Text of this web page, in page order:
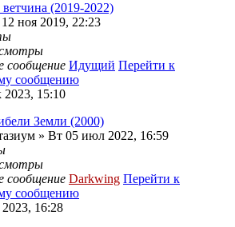
(2019-2022)
ноя 2019, 22:23
сообщение Идущий Перейти к
сообщению
15:10
Земли (2000)
» Вт 05 июл 2022, 16:59
сообщение Darkwing Перейти к
сообщению
16:28